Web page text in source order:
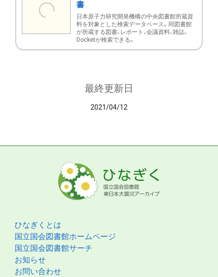
書
日本原子力研究開発機構の中央図書館所蔵資
料を対象とした検索データベース。同図書館
が所蔵する図書、レポート、会議資料、雑誌、
Docketが検索できる。
最終更新日
2021/04/12
ひなぎくとは
国立国会図書館ホームページ
国立国会図書館サーチ
お知らせ
お問い合わせ